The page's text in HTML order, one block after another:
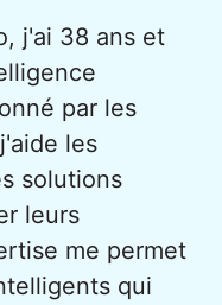
j'ai 38 ans et
par les
les
solutions
leurs
me permet
qui